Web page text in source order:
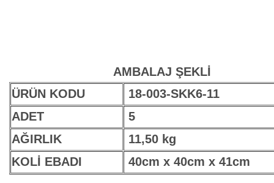
AMBALAJ ŞEKLİ
ÜRÜN KODU
18-003-SKK6-11
ADET
5
AĞIRLIK
11,50 kg
KOLİ EBADI
40cm x 40cm x 41cm